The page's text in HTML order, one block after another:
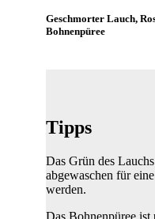
Geschmorter Lauch,
Bohnenpüree
Tipps
Das Grün des
abgewaschen für
werden.
Das Bohnenpüree